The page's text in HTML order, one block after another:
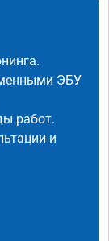
ЭБУ
работ.
и